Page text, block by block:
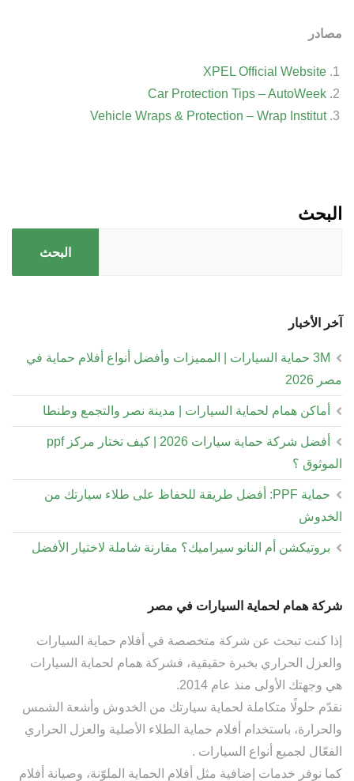
مصادر
XPEL Official Website
Car Protection Tips – AutoWeek
Vehicle Wraps & Protection – Wrap Institut
البحث
البحث
آخر الأخبار
3M حماية السيارات | المميزات وأفضل أنواع أفلام حماية في
مصر 2026
أماكن همام لحماية السيارات | مدينة نصر والتجمع وطنطا
أفضل شركة حماية سيارات 2026 | كيف تختار مركز ppf
الموثوق ؟
حماية PPF: أفضل طريقة للحفاظ على طلاء سيارتك من
الخدوش
بروتيكشن أم النانو سيراميك؟ مقارنة شاملة لاختيار الأفضل
شركة همام لحماية السيارات في مصر
إذا كنت تبحث عن شركة متخصصة في أفلام حماية السيارات
والعزل الحراري بخبرة حقيقية، فشركة همام لحماية السيارات
هي وجهتك الأولى منذ عام 2014.
نقدّم حلولًا متكاملة لحماية سيارتك من الخدوش وأشعة الشمس
والحرارة، باستخدام أفلام حماية الطلاء الأصلية والعزل الحراري
الفعّال لجميع أنواع السيارات .
كما نوفر خدمات إضافية مثل أفلام الحماية الملوّنة، وصيانة أفلام